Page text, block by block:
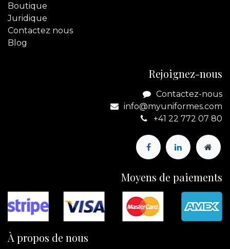
Boutique
Juridique
Contactez nous
Blog
Rejoignez-nous
Contactez-nous
info@myuniformes.com
+41 22 772 07 80
Moyens de paiements
À propos de nous